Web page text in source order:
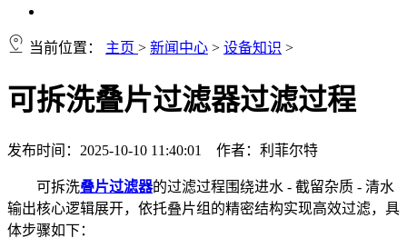
当前位置： 主页 > 新闻中心 > 设备知识 >
可拆洗叠片过滤器过滤过程
发布时间：2025-10-10 11:40:01 作者：利菲尔特
可拆洗叠片过滤器的过滤过程围绕进水 - 截留杂质 - 清水
输出核心逻辑展开，依托叠片组的精密结构实现高效过滤，具
体步骤如下：